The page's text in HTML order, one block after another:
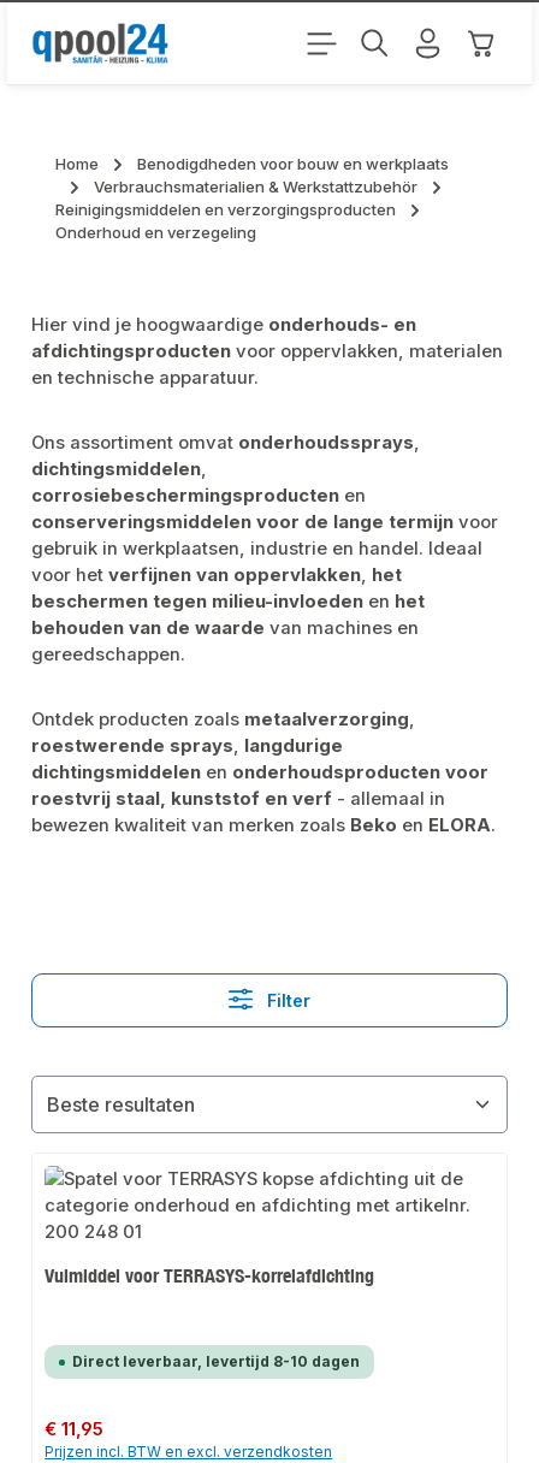
Ga naar de hoofdinhoud
Home
Benodigdheden voor bouw en werkplaats
Verbrauchsmaterialien & Werkstattzubehör
Reinigingsmiddelen en verzorgingsproducten
Onderhoud en verzegeling
Hier vind je hoogwaardige onderhouds- en
afdichtingsproducten voor oppervlakken, materialen
en technische apparatuur.
Ons assortiment omvat onderhoudssprays,
dichtingsmiddelen,
corrosiebeschermingsproducten en
conserveringsmiddelen voor de lange termijn voor
gebruik in werkplaatsen, industrie en handel. Ideaal
voor hetverfijnen van oppervlakken, het
beschermen tegen milieu-invloeden en het
behouden van de waarde van machines en
gereedschappen.
Ontdek producten zoals metaalverzorging,
roestwerende sprays, langdurige
dichtingsmiddelen en onderhoudsproducten voor
roestvrij staal, kunststof en verf - allemaal in
bewezen kwaliteit van merken zoals Beko en ELORA.
Filter
Vulmiddel voor TERRASYS-korrelafdichting
Direct leverbaar, levertijd 8-10 dagen
Normale prijs:
€ 11,95
Prijzen incl. BTW en excl. verzendkosten